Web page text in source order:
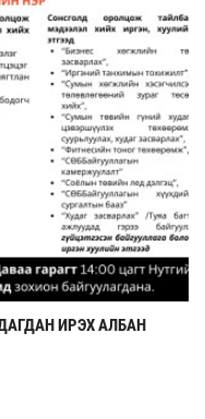
ИРЭХ АЛБАН